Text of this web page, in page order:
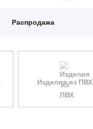
Распродажа
Изделия из ПВХ